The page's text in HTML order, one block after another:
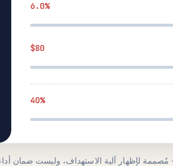
6.0%
$80
40%
لإظهار آلية الاستهداف، وليست ضمان